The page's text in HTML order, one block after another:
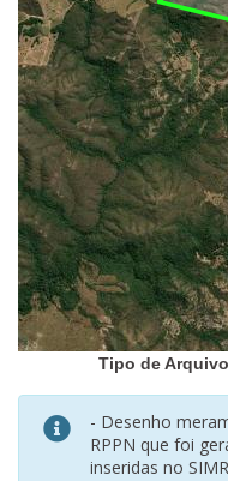
Hidrografia
1:1.000.000
(ANA)
Biomas
(IBGE)
Vegetação
(IBGE)
Rodovias
(IBGE)
Relevo
(IBGE)
Tipo de
- Desenho
RPPN que foi
inseridas no